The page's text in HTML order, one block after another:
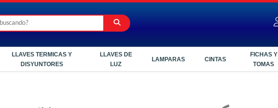
LLAVES TERMICAS Y
DISYUNTORES
LLAVES DE
LUZ
LAMPARAS CINTAS
FICHAS Y
TOMAS